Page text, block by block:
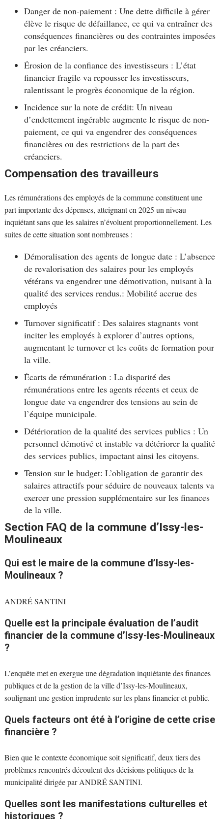
Danger de non-paiement : Une dette difficile à gérer
élève le risque de défaillance, ce qui va entraîner des
conséquences financières ou des contraintes imposées
par les créanciers.
Érosion de la confiance des investisseurs : L’état
financier fragile va repousser les investisseurs,
ralentissant le progrès économique de la région.
Incidence sur la note de crédit: Un niveau
d’endettement ingérable augmente le risque de non-
paiement, ce qui va engendrer des conséquences
financières ou des restrictions de la part des
créanciers.
Compensation des travailleurs
Les rémunérations des employés de la commune constituent une
part importante des dépenses, atteignant en 2025 un niveau
inquiétant sans que les salaires n’évoluent proportionnellement. Les
suites de cette situation sont nombreuses :
Démoralisation des agents de longue date : L’absence
de revalorisation des salaires pour les employés
vétérans va engendrer une démotivation, nuisant à la
qualité des services rendus.: Mobilité accrue des
employés
Turnover significatif : Des salaires stagnants vont
inciter les employés à explorer d’autres options,
augmentant le turnover et les coûts de formation pour
la ville.
Écarts de rémunération : La disparité des
rémunérations entre les agents récents et ceux de
longue date va engendrer des tensions au sein de
l’équipe municipale.
Détérioration de la qualité des services publics : Un
personnel démotivé et instable va détériorer la qualité
des services publics, impactant ainsi les citoyens.
Tension sur le budget: L’obligation de garantir des
salaires attractifs pour séduire de nouveaux talents va
exercer une pression supplémentaire sur les finances
de la ville.
Section FAQ de la commune d’Issy-les-
Moulineaux
Qui est le maire de la commune d’Issy-les-
Moulineaux ?
ANDRÉ SANTINI
Quelle est la principale évaluation de l’audit
financier de la commune d’Issy-les-Moulineaux
?
L’enquête met en exergue une dégradation inquiétante des finances
publiques et de la gestion de la ville d’Issy-les-Moulineaux,
soulignant une gestion imprudente sur les plans financier et public.
Quels facteurs ont été à l’origine de cette crise
financière ?
Bien que le contexte économique soit significatif, deux tiers des
problèmes rencontrés découlent des décisions politiques de la
municipalité dirigée par ANDRÉ SANTINI.
Quelles sont les manifestations culturelles et
historiques ?